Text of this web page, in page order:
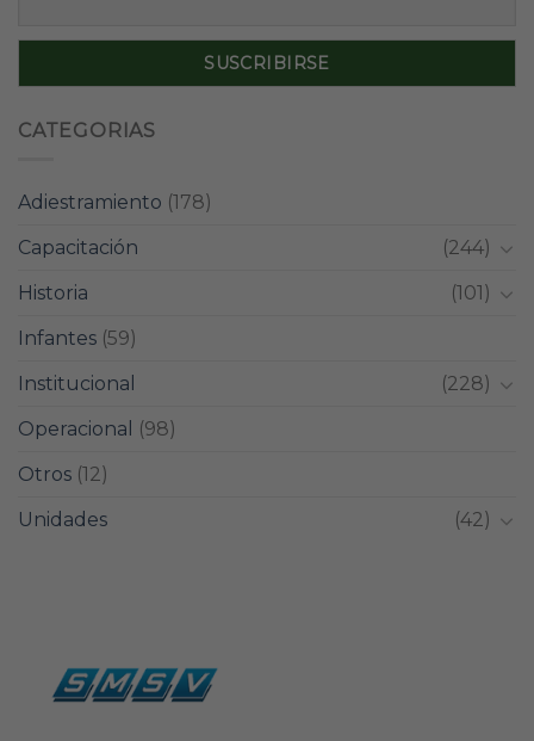
CATEGORIAS
Adiestramiento (178)
Capacitación
(244)
Historia
(101)
Infantes (59)
Institucional
(228)
Operacional
(98)
Otros (12)
Unidades
(42)